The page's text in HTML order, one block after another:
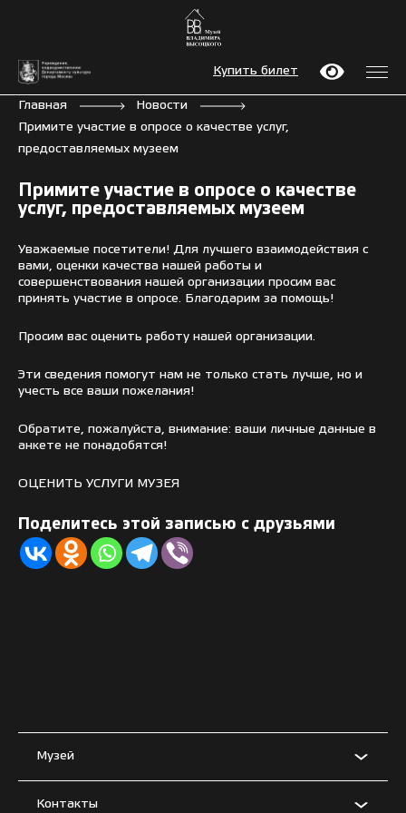
Купить билет
Главная
Новости
Примите участие в опросе о качестве услуг,
предоставляемых музеем
Примите участие в опросе о качестве
услуг, предоставляемых музеем
Уважаемые посетители! Для лучшего взаимодействия с
вами, оценки качества нашей работы и
совершенствования нашей организации просим вас
принять участие в опросе. Благодарим за помощь!
Просим вас оценить работу нашей организации.
Эти сведения помогут нам не только стать лучше, но и
учесть все ваши пожелания!
Обратите, пожалуйста, внимание: ваши личные данные в
анкете не понадобятся!
ОЦЕНИТЬ УСЛУГИ МУЗЕЯ
Поделитесь этой записью с друзьями
Музей
Контакты